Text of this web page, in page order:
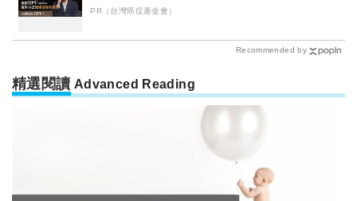
PR（台灣癌症基金會）
Recommended by
精選閱讀 Advanced Reading